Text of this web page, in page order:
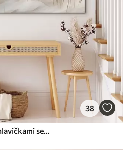
38
Béžové trstiny v popredí s hlavičkami semien, mäkké a jemné , rozmazané pozadie a svetlá obloha